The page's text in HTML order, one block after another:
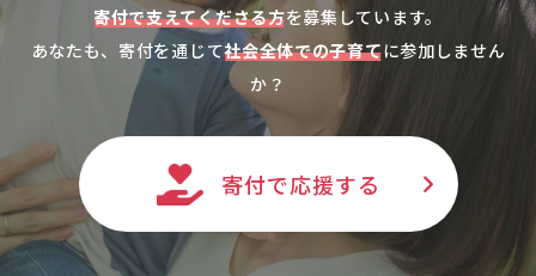
寄付で支えてくださる方を募集しています。
あなたも、寄付を通じて社会全体での子育てに参加しません
か？
寄付で応援する